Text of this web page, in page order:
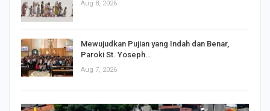
Aug 8, 2026
Mewujudkan Pujian yang Indah dan Benar,
Paroki St. Yoseph…
Aug 7, 2026